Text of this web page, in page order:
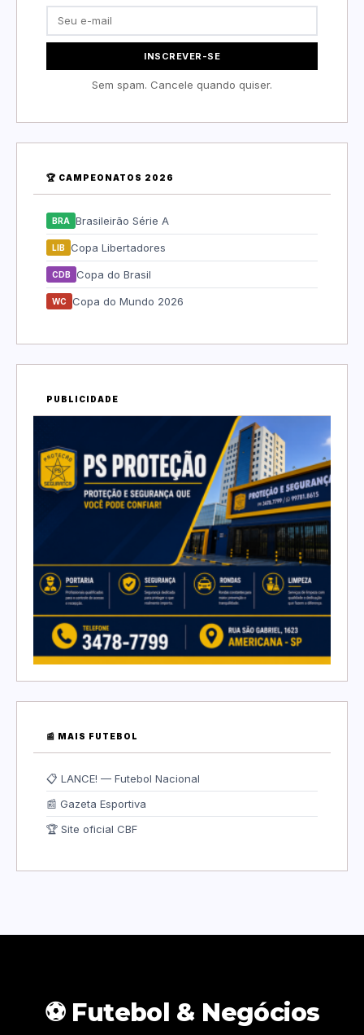
INSCREVER-SE
Sem spam. Cancele quando quiser.
🏆 CAMPEONATOS 2026
BRA Brasileirão Série A
LIB Copa Libertadores
CDB Copa do Brasil
WC Copa do Mundo 2026
PUBLICIDADE
📰 MAIS FUTEBOL
📋 LANCE! — Futebol Nacional
📰 Gazeta Esportiva
🏆 Site oficial CBF
⚽ Futebol & Negócios